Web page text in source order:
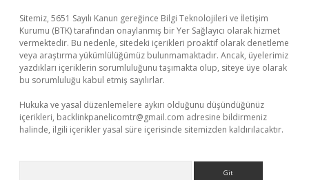
Sitemiz, 5651 Sayılı Kanun gereğince Bilgi Teknolojileri ve İletişim
Kurumu (BTK) tarafından onaylanmış bir Yer Sağlayıcı olarak hizmet
vermektedir. Bu nedenle, sitedeki içerikleri proaktif olarak denetleme
veya araştırma yükümlülüğümüz bulunmamaktadır. Ancak, üyelerimiz
yazdıkları içeriklerin sorumluluğunu taşımakta olup, siteye üye olarak
bu sorumluluğu kabul etmiş sayılırlar.
Hukuka ve yasal düzenlemelere aykırı olduğunu düşündüğünüz
içerikleri, backlinkpanelicomtr@gmail.com adresine bildirmeniz
halinde, ilgili içerikler yasal süre içerisinde sitemizden kaldırılacaktır.